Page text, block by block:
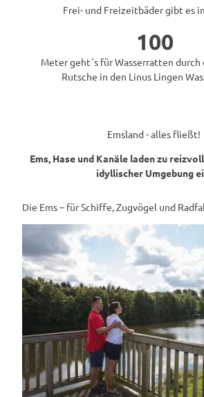
Frei- und Freizeitbäder gibt es
100
Meter geht´s für Wasserratten durch
Rutsche in den Linus Lingen
Emsland - alles fließt!
Ems, Hase und Kanäle laden zu
idyllischer Umgebung
Die Ems – für Schiffe, Zugvögel und